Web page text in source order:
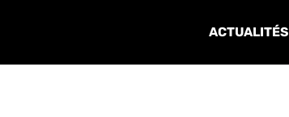
ACTUALITÉS